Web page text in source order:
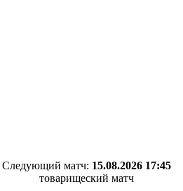
Следующий матч: 15.08.2026 17:45
товарищеский матч